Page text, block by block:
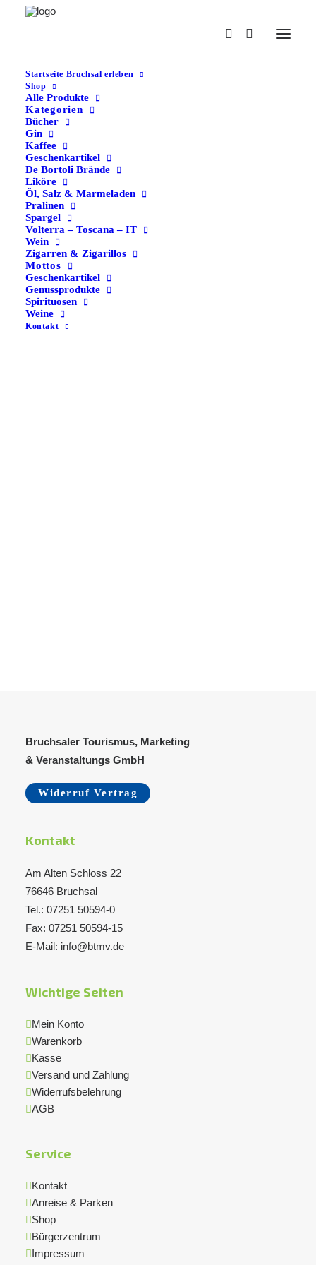
Startseite Bruchsal erleben
Shop
Alle Produkte
Kategorien
Bücher
Gin
Kaffee
Geschenkartikel
De Bortoli Brände
Liköre
Öl, Salz & Marmeladen
Pralinen
Spargel
Volterra – Toscana – IT
Wein
Zigarren & Zigarillos
Mottos
Geschenkartikel
Genussprodukte
Spirituosen
Weine
Kontakt
Produktfilter anzeigen
Bruchsaler Tourismus, Marketing
& Veranstaltungs GmbH
Widerruf Vertrag
Kontakt
Am Alten Schloss 22
76646 Bruchsal
Tel.: 07251 50594-0
Fax: 07251 50594-15
E-Mail: info@btmv.de
Wichtige Seiten
Mein Konto
Warenkorb
Kasse
Versand und Zahlung
Widerrufsbelehrung
AGB
Service
Kontakt
Anreise & Parken
Shop
Bürgerzentrum
Impressum